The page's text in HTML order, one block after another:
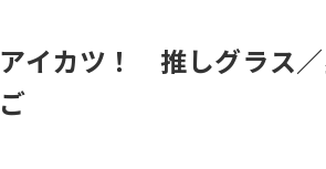
アイカツ！ 推しグラス／
ご